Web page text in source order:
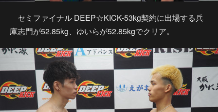
セミファイナル DEEP☆KICK-53kg契約に出場する兵
庫志門が52.85kg、ゆいらが52.85kgでクリア。